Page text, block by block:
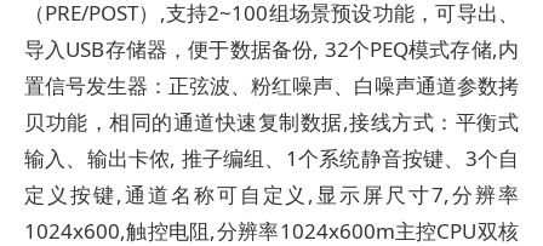
（PRE/POST）,支持2~100组场景预设功能，可导出、
导入USB存储器，便于数据备份, 32个PEQ模式存储,内
置信号发生器：正弦波、粉红噪声、白噪声通道参数拷
贝功能，相同的通道快速复制数据,接线方式：平衡式
输入、输出卡侬, 推子编组、1个系统静音按键、3个自
定义按键,通道名称可自定义,显示屏尺寸7,分辨率
1024x600,触控电阻,分辨率1024x600m主控CPU双核